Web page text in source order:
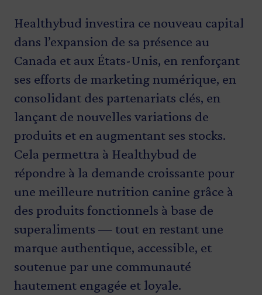
Healthybud investira ce nouveau capital
dans l’expansion de sa présence au
Canada et aux États-Unis, en renforçant
ses efforts de marketing numérique, en
consolidant des partenariats clés, en
lançant de nouvelles variations de
produits et en augmentant ses stocks.
Cela permettra à Healthybud de
répondre à la demande croissante pour
une meilleure nutrition canine grâce à
des produits fonctionnels à base de
superaliments — tout en restant une
marque authentique, accessible, et
soutenue par une communauté
hautement engagée et loyale.